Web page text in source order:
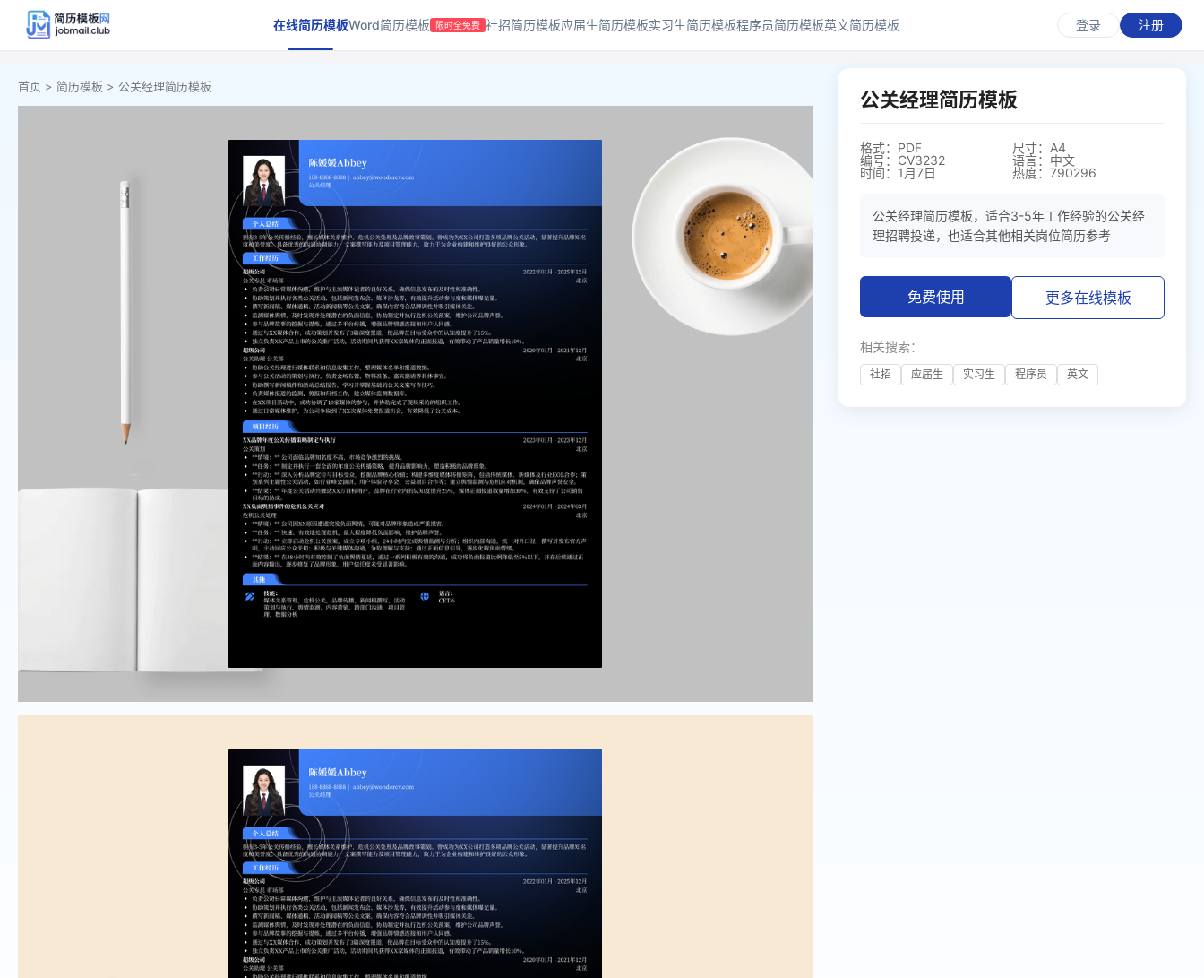
在线简历模板Word简历模板 限时全免费 社招简历模板应届生简历模板实习生简历模板程序员简历模板英文简历模板 登录 注册
首页 > 简历模板 > 公关经理简历模板
公关经理简历模板
格式：PDF
尺寸：A4
编号：CV3232
语言：中文
时间：1月7日
热度：790296
公关经理简历模板，适合3-5年工作经验的公关经
理招聘投递，也适合其他相关岗位简历参考
免费使用 更多在线模板
相关搜索：
社招 应届生 实习生 程序员 英文